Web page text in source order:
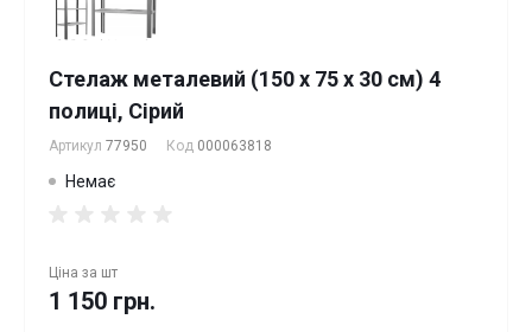
Стелаж металевий (150 х 75 х 30 см) 4
полиці, Сірий
Артикул 77950 Код 000063818
Немає
Ціна за шт
1 150 грн.